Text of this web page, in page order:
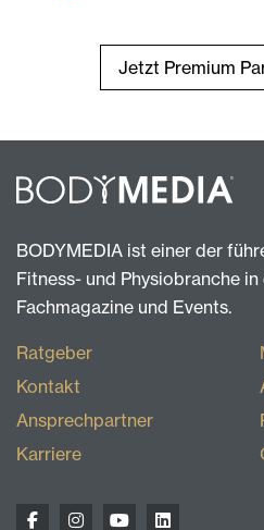
Jetzt Premium
BODYMEDIA ist einer der
Fitness- und Physiobranche
Fachmagazine und Events.
Ratgeber
Kontakt
Ansprechpartner
Karriere